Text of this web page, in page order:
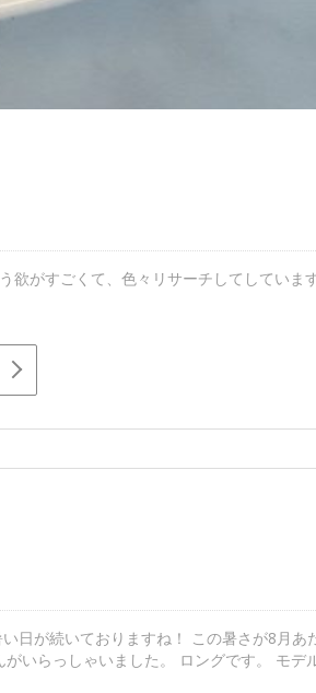
がすごくて、色々リサーチしてしてい
日が続いておりますね！ この暑さが8月あ
いらっしゃいました。 ロングです。 モデ